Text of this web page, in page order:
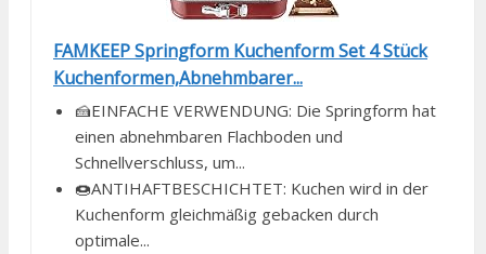
FAMKEEP Springform Kuchenform Set 4 Stück
Kuchenformen,Abnehmbarer...
🍰EINFACHE VERWENDUNG: Die Springform hat
einen abnehmbaren Flachboden und
Schnellverschluss, um...
🍩ANTIHAFTBESCHICHTET: Kuchen wird in der
Kuchenform gleichmäßig gebacken durch
optimale...